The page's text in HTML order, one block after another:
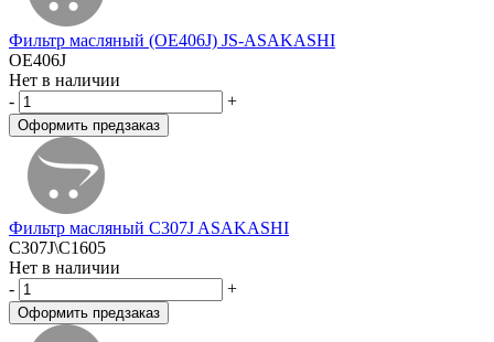
Фильтр масляный (OE406J) JS-ASAKASHI
OE406J
Нет в наличии
-
+
Фильтр масляный C307J ASAKASHI
C307J\C1605
Нет в наличии
-
+